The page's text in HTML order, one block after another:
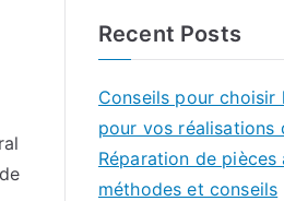
Recent Posts
Conseils pour
pour vos réalisations
Réparation de pièces
méthodes et conseils